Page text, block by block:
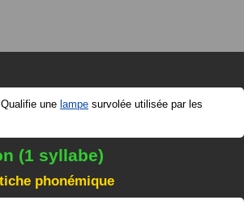
Qualifie une lampe survolée utilisée par les
(1 syllabe)
phonémique